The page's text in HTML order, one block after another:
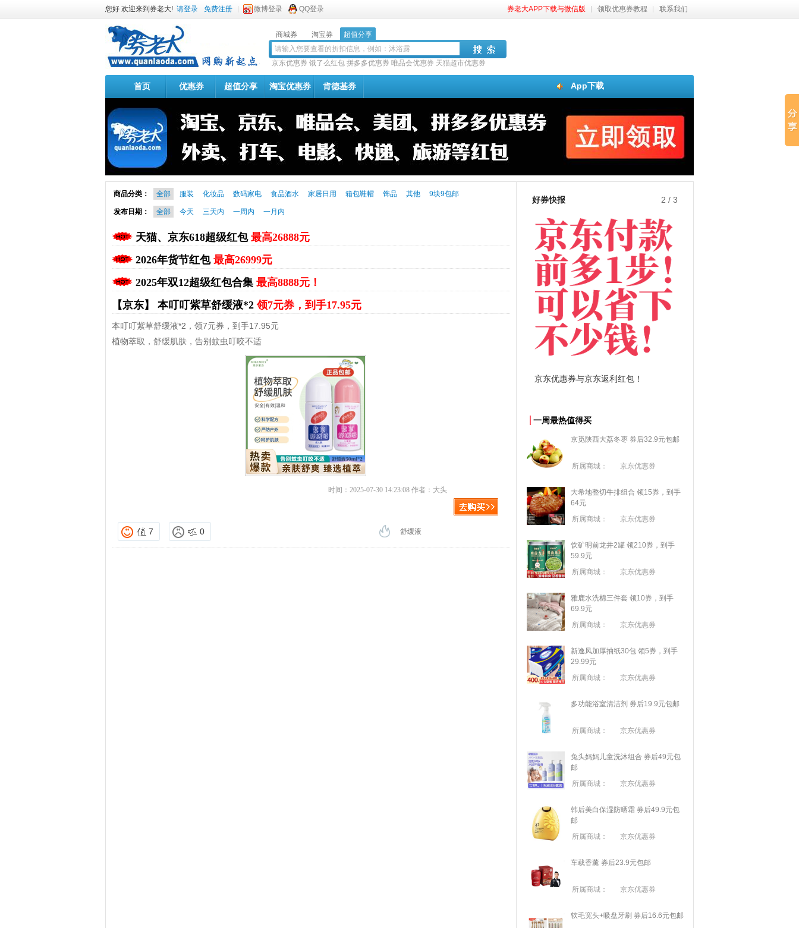
您好 欢迎来到券老大! 请登录 免费注册 微博登录 QQ登录 券老大APP下载与微信版 领取优惠券教程 联系我们
商城券 淘宝券 超值分享
京东优惠券 饿了么红包 拼多多优惠券 唯品会优惠券 天猫超市优惠券
App下载
首页 优惠券 超值分享 淘宝优惠券 肯德基券
商品分类： 全部 服装 化妆品 数码家电 食品酒水 家居日用 箱包鞋帽 饰品 其他 9块9包邮
发布日期： 全部 今天 三天内 一周内 一月内
天猫、京东618超级红包 最高26888元
2026年货节红包 最高26999元
2025年双12超级红包合集 最高8888元！
【京东】 本叮叮紫草舒缓液*2领7元券，到手17.95元
本叮叮紫草舒缓液*2，领7元券，到手17.95元
植物萃取，舒缓肌肤，告别蚊虫叮咬不适
时间：2025-07-30 14:23:08 作者：大头
7 0 舒缓液
好券快报 3 / 3
拼多多优惠券+拼多多返利 淘宝优惠券+淘宝返利 京东优惠券与京东返利红包！
一周最热值得买
京觅陕西大荔冬枣 券后32.9元包邮
所属商城： 京东优惠券
大希地整切牛排组合 领15券，到手
64元
所属商城：
京东优惠券
饮矿明前龙井2罐 领210券，到手
59.9元
所属商城：
京东优惠券
雅鹿水洗棉三件套 领10券，到手
69.9元
所属商城：
京东优惠券
新逸风加厚抽纸30包 领5券，到手
29.99元
所属商城：
京东优惠券
多功能浴室清洁剂 券后19.9元包邮
所属商城： 京东优惠券
兔头妈妈儿童洗沐组合 券后49元包
邮
所属商城：
京东优惠券
韩后美白保湿防晒霜 券后49.9元包
邮
所属商城：
京东优惠券
车载香薰 券后23.9元包邮
所属商城： 京东优惠券
软毛宽头+吸盘牙刷 券后16.6元包邮